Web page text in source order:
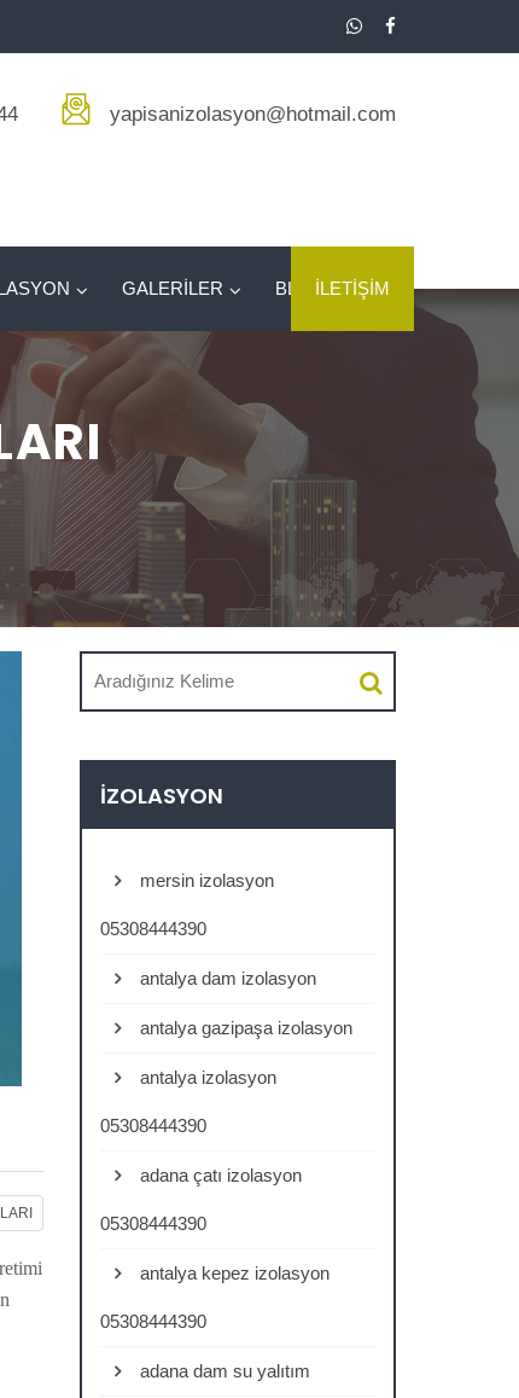
yapisanizolasyon@hotmail.com
GALERİLER BLOGİLETİŞİM
İZOLASYON
mersin izolasyon
05308444390
antalya dam izolasyon
antalya gazipaşa izolasyon
antalya izolasyon
05308444390
adana çatı izolasyon
05308444390
antalya kepez izolasyon
05308444390
adana dam su yalıtım